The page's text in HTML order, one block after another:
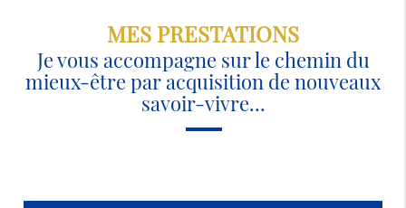
MES PRESTATIONS
Je vous accompagne sur le chemin du
mieux-être par acquisition de nouveaux
savoir-vivre...